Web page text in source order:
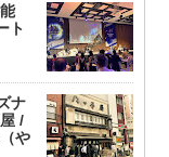
ト
ナ
/
や